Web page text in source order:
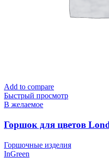
Add to compare
Быстрый просмотр
В желаемое
Горшок для цветов
Горшочные изделия
InGreen